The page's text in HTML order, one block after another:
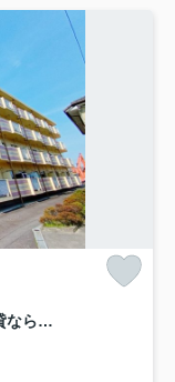
ロイヤルマンション 刈谷市近郊の賃貸ならクラスホーム刈谷店